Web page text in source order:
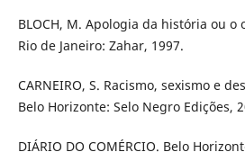
BLOCH, M. Apologia da história ou
Rio de Janeiro: Zahar, 1997.
CARNEIRO, S. Racismo, sexismo e
Belo Horizonte: Selo Negro Edições,
DIÁRIO DO COMÉRCIO. Belo